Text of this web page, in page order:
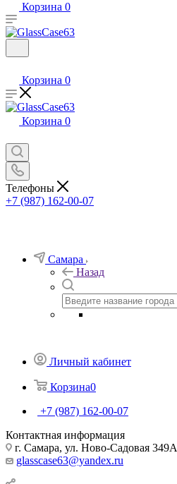
Корзина 0
Корзина 0
Корзина 0
Телефоны
+7 (987) 162-00-07
Самара
Назад
Личный кабинет
Корзина0
+7 (987) 162-00-07
Контактная информация
г. Самара, ул. Ново-Садовая 349А
glasscase63@yandex.ru